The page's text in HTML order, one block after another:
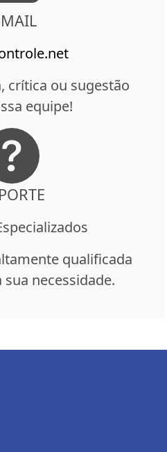
crítica ou sugestão
equipe!
qualificada
necessidade.